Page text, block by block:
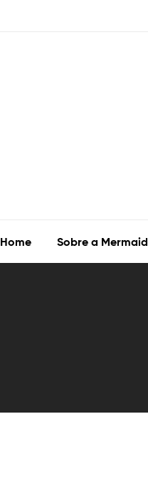
Home Sobre a Mermaid